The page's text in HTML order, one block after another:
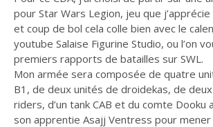
pour Star Wars Legion, jeu que
et coup de bol cela colle bien avec le
youtube Salaise Figurine Studio, ou l’on
premiers rapports de batailles sur SWL.
Mon armée sera composée de quatre
B1, de deux unités de droidekas, de
riders, d’un tank CAB et du comte Dooku
son apprentie Asajj Ventress pour